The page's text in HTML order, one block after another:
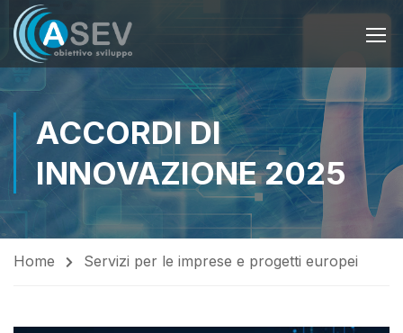
ACCORDI DI
INNOVAZIONE 2025
Home Servizi per le imprese e progetti europei